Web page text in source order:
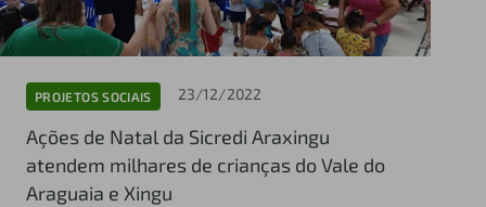
PROJETOS SOCIAIS 23/12/2022
Ações de Natal da Sicredi Araxingu
atendem milhares de crianças do Vale do
Araguaia e Xingu